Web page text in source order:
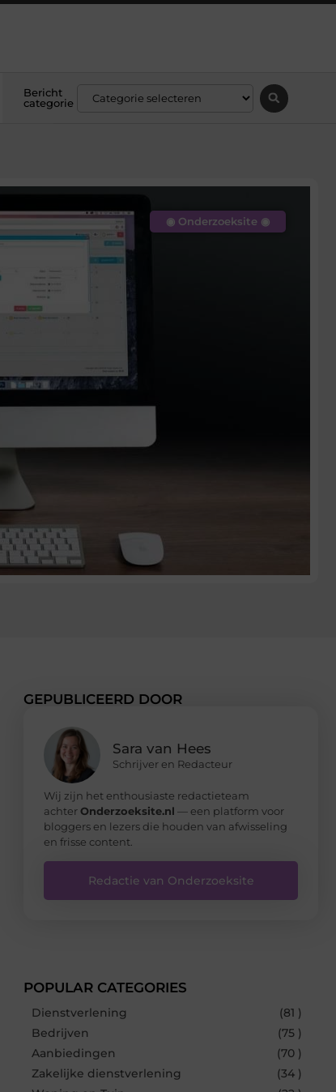
Bericht
categorie
◉ Onderzoeksite ◉
GEPUBLICEERD DOOR
Sara van Hees
Schrijver en Redacteur
Wij zijn het enthousiaste redactieteam
achterOnderzoeksite.nl — een platform voor
bloggers en lezers die houden van afwisseling
en frisse content.
Redactie van Onderzoeksite
POPULAR CATEGORIES
Dienstverlening
(81 )
Bedrijven
(75 )
Aanbiedingen
(70 )
Zakelijke dienstverlening
(34 )